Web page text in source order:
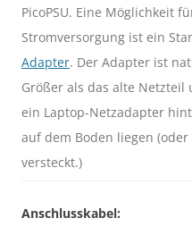
PicoPSU. Eine Möglichkeit
Stromversorgung ist ein
Adapter. Der Adapter ist
Größer als das alte Netzteil
ein Laptop-Netzadapter
auf dem Boden liegen (oder
versteckt.)
Anschlusskabel: